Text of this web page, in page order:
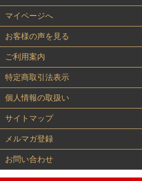
マイページへ
お客様の声を見る
ご利用案内
特定商取引法表示
個人情報の取扱い
サイトマップ
メルマガ登録
お問い合わせ